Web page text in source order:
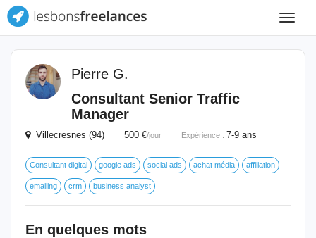
Toggle
Pierre G.
Consultant Senior Traffic
Manager
Villecresnes (94) 500 €/jour Expérience : 7-9 ans
Consultant digital google ads social ads achat média affiliation
emailing crm business analyst
En quelques mots